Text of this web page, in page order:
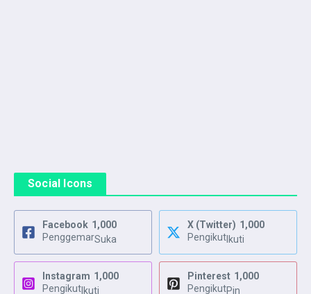
Social Icons
Facebook 1,000
PenggemarSuka
X (Twitter) 1,000
Pengikut Ikuti
Instagram 1,000
Pengikut Ikuti
Pinterest 1,000
PengikutPin